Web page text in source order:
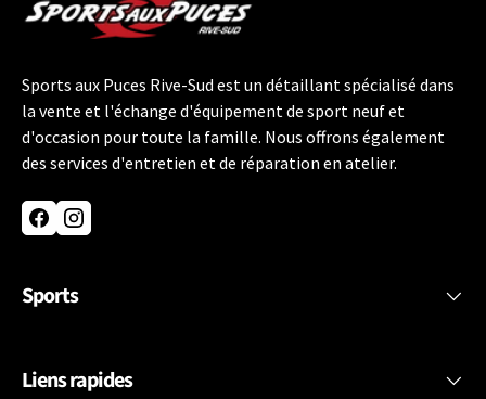
Sports aux Puces Rive-Sud est un détaillant spécialisé dans
la vente et l'échange d'équipement de sport neuf et
d'occasion pour toute la famille. Nous offrons également
des services d'entretien et de réparation en atelier.
FacebookInstagram
Sports
Liens rapides